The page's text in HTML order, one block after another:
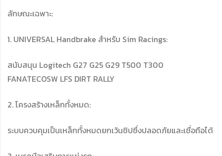
ลักษณะเฉพาะ:
1. UNIVERSAL Handbrake สำหรับ Sim Racings:
สนับสนุน Logitech G27 G25 G29 T500 T300
FANATECOSW LFS DIRT RALLY
2. โครงสร้างเหล็กทั้งหมด:
ระบบควบคุมเป็นเหล็กทั้งหมดยกเว้นชิปซึ่งปลอดภัยและเชื่อถือได้